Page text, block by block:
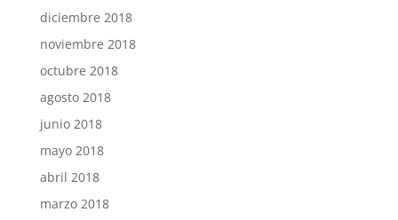
diciembre 2018
noviembre 2018
octubre 2018
agosto 2018
junio 2018
mayo 2018
abril 2018
marzo 2018